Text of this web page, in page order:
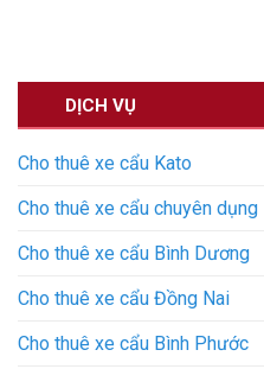
DỊCH VỤ
Cho thuê xe cẩu Kato
Cho thuê xe cẩu chuyên dụng
Cho thuê xe cẩu Bình Dương
Cho thuê xe cẩu Đồng Nai
Cho thuê xe cẩu Bình Phước